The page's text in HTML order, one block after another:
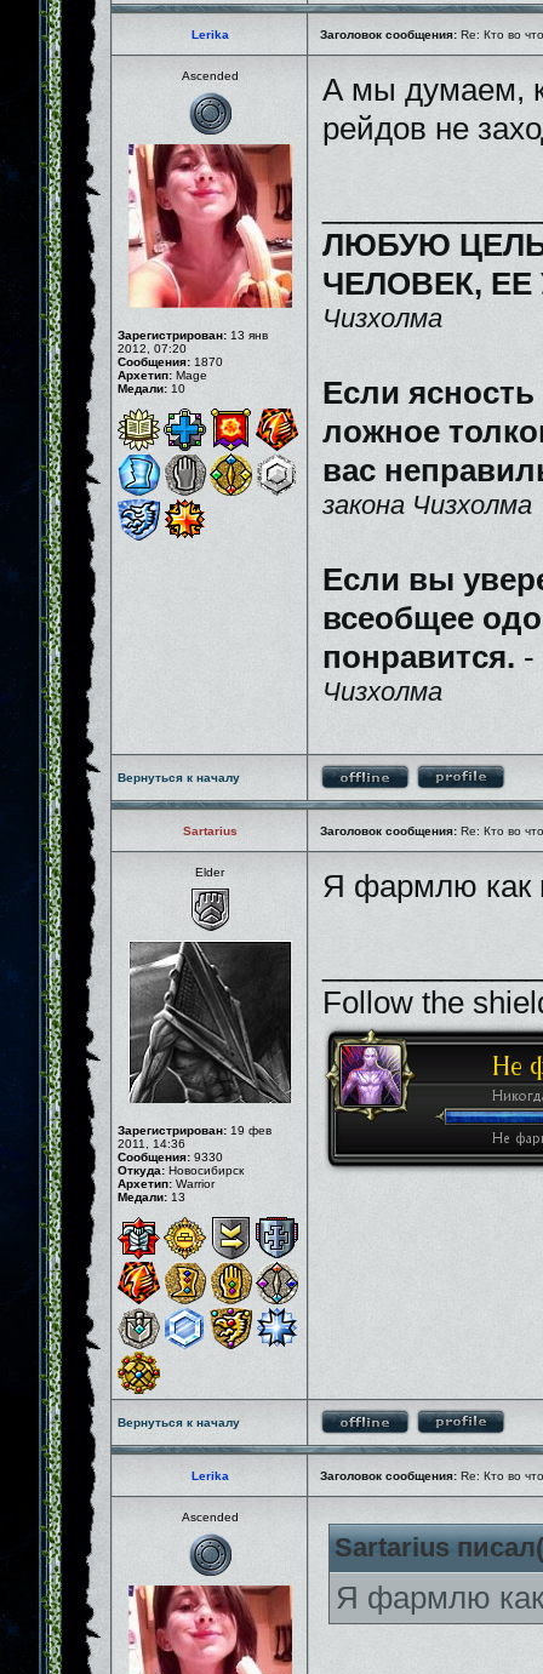
Lerika Заголовок сообщения: Re: Кто во
Ascended
Зарегистрирован: 13 янв
2012, 07:20
Сообщения: 1870
Архетип: Mage
Медали: 10
А мы думаем,
рейдов не
ЛЮБУЮ
ЧЕЛОВЕК,
Чизхолма
Если
ложное
вас
закона Чизхолма
Если вы
всеобщее
понравится. -
Чизхолма
Вернуться к началу
Sartarius Заголовок сообщения: Re: Кто во
Elder
Зарегистрирован: 19 фев
2011, 14:36
Сообщения: 9330
Откуда: Новосибирск
Архетип: Warrior
Медали: 13
Я фармлю как
Follow the
Вернуться к началу
Lerika Заголовок сообщения: Re: Кто во
Ascended
Sartarius
Я фармлю как